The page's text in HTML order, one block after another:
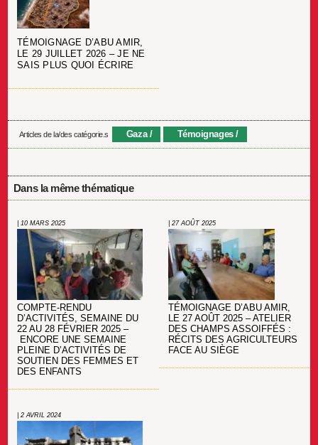
TÉMOIGNAGE D’ABU AMIR,
LE 29 JUILLET 2026 – JE NE
SAIS PLUS QUOI ÉCRIRE
Articles de la/des catégorie.s Gaza Témoignages
Dans la même thématique
| 10 MARS 2025
COMPTE-RENDU
D’ACTIVITÉS, SEMAINE DU
22 AU 28 FÉVRIER 2025 –
ENCORE UNE SEMAINE
PLEINE D’ACTIVITÉS DE
SOUTIEN DES FEMMES ET
DES ENFANTS
| 27 AOÛT 2025
TÉMOIGNAGE D’ABU AMIR,
LE 27 AOÛT 2025 – ATELIER
DES CHAMPS ASSOIFFÉS :
RÉCITS DES AGRICULTEURS
FACE AU SIÈGE
| 2 AVRIL 2024